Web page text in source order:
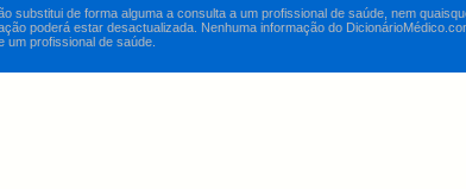
substitui de forma alguma a consulta a um profissional de saúde, nem
poderá estar desactualizada. Nenhuma informação do
profissional de saúde.